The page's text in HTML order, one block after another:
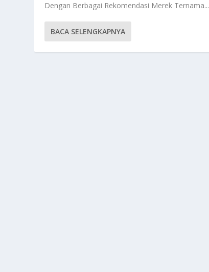
Dengan Berbagai Rekomendasi Merek Ternama...
BACA SELENGKAPNYA